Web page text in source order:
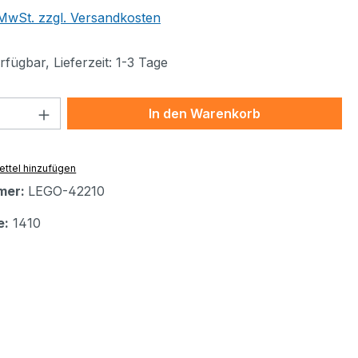
zzgl. Versandkosten
Lieferzeit: 1-3 Tage
Anzahl: Gib den gewünschten Wert
In den Warenkorb
hinzufügen
LEGO-42210
1410